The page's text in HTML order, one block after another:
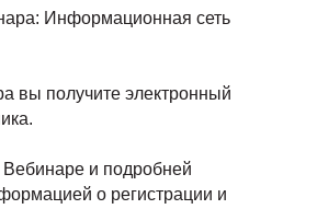
Информационная сеть
вы получите электронный
Вебинаре и подробней
о регистрации и